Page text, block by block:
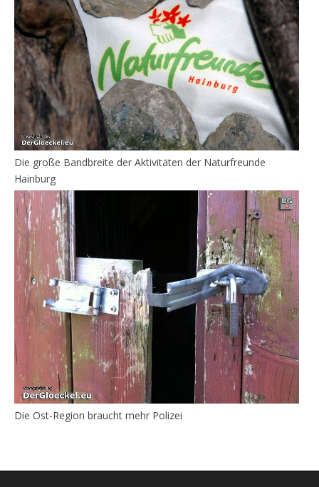
Die große Bandbreite der Aktivitäten der Naturfreunde
Hainburg
Die Ost-Region braucht mehr Polizei